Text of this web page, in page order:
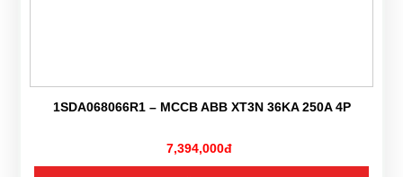
1SDA068066R1 – MCCB ABB XT3N 36KA 250A 4P
7,394,000đ